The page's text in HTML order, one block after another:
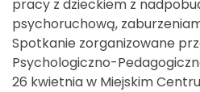
pracy z dzieckiem z
psychoruchową,
Spotkanie zorganizowane
Psychologiczno-
26 kwietnia w Miejskim